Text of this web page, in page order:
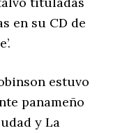
en su CD de
estuvo
panameño
y La